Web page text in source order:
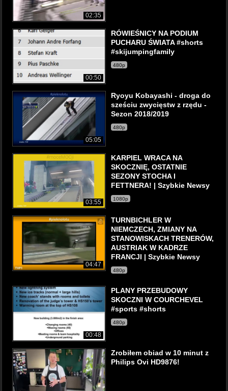
02:35
00:50
RÓWIEŚNICY NA PODIUM
PUCHARU ŚWIATA #shorts
#skijumpingfamily
480p
05:05
Ryoyu Kobayashi - droga do
sześciu zwycięstw z rzędu -
Sezon 2018/2019
480p
03:55
KARPIEL WRACA NA
SKOCZNIĘ, OSTATNIE
SEZONY STOCHA I
FETTNERA! | Szybkie Newsy
1080p
04:47
TURNBICHLER W
NIEMCZECH, ZMIANY NA
STANOWISKACH TRENERÓW,
AUSTRIAK W KADRZE
FRANCJI | Szybkie Newsy
480p
00:48
PLANY PRZEBUDOWY
SKOCZNI W COURCHEVEL
#sports #shorts
480p
Zrobiłem obiad w 10 minut z
Philips Ovi HD9876!